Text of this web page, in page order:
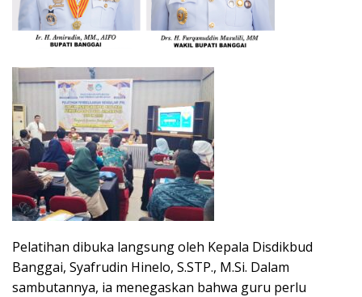
Pelatihan dibuka langsung oleh Kepala Disdikbud
Banggai, Syafrudin Hinelo, S.STP., M.Si. Dalam
sambutannya, ia menegaskan bahwa guru perlu